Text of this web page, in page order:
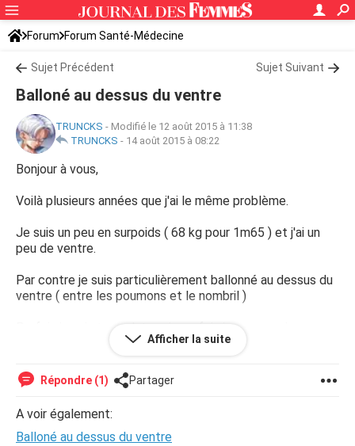
Forum Forum Santé-Médecine
Symptômes et maladies courantes
Sujet Précédent Sujet Suivant
Balloné au dessus du ventre
TRUNCKS - Modifié le 12 août 2015 à 11:38
TRUNCKS - 14 août 2015 à 08:22
Bonjour à vous,
Voilà plusieurs années que j'ai le même problème.
Je suis un peu en surpoids ( 68 kg pour 1m65 ) et j'ai un
peu de ventre.
Par contre je suis particulièrement ballonné au dessus du
ventre ( entre les poumons et le nombril )
Parfois je suis tout plat, mais parfois je peux avoir un
ventre digne des premiers mois d'une femme enceinte.
Je ne sais pas du tout ce qui peut provoquer cela.
Parfois cela commence même dès le réveil.
Je suis un homme de 31 ans.
Afficher la suite
Répondre (1) Partager
A voir également:
Balloné au dessus du ventre